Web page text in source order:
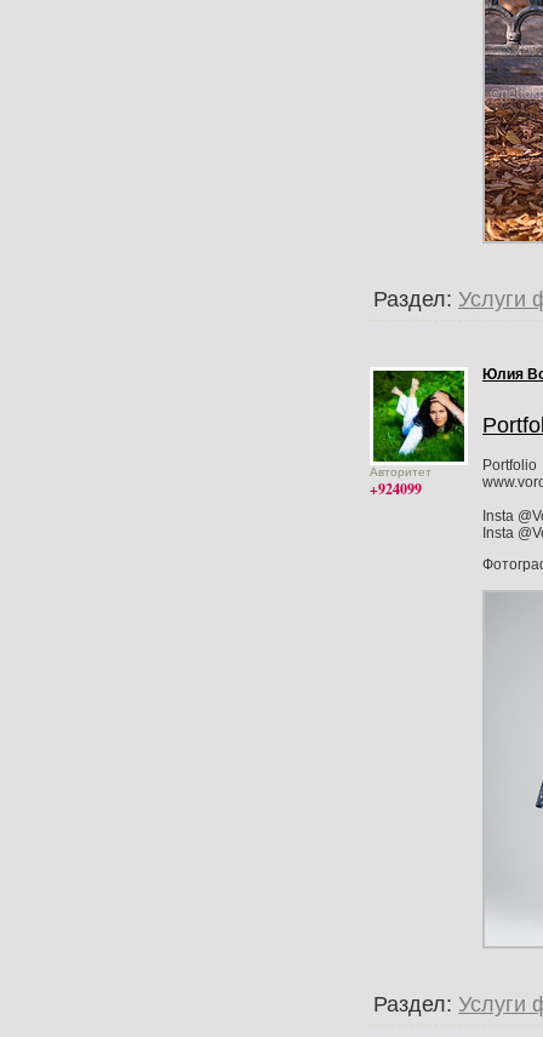
Раздел: Услуги
Авторитет
+924099
Юлия
Portfolio
Insta
Insta
Раздел: Услуги